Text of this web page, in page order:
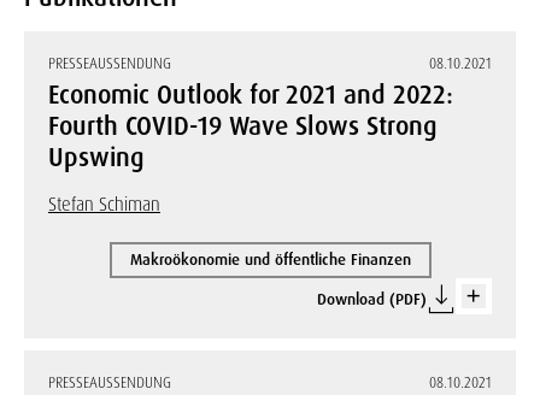
PRESSEAUSSENDUNG 08.10.2021
Economic Outlook for 2021 and 2022:
Fourth COVID-19 Wave Slows Strong
Upswing
Stefan Schiman
Makroökonomie und öffentliche Finanzen
Download (PDF)
PRESSEAUSSENDUNG 08.10.2021